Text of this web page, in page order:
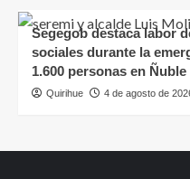
Segegob destaca labor
sociales durante la
1.600 personas en Ñuble
Quirihue 4 de agosto de